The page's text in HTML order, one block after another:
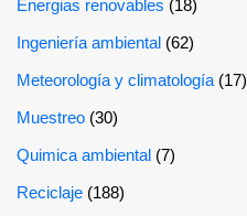
Energias renovables (18)
Ingeniería ambiental (62)
Meteorología y climatología (17)
Muestreo (30)
Quimica ambiental (7)
Reciclaje (188)